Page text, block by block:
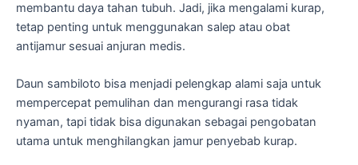
membantu daya tahan tubuh. Jadi, jika mengalami kurap,
tetap penting untuk menggunakan salep atau obat
antijamur sesuai anjuran medis.
Daun sambiloto bisa menjadi pelengkap alami saja untuk
mempercepat pemulihan dan mengurangi rasa tidak
nyaman, tapi tidak bisa digunakan sebagai pengobatan
utama untuk menghilangkan jamur penyebab kurap.